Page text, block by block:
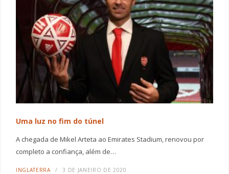
Uma luz no fim do túnel
A chegada de Mikel Arteta ao Emirates Stadium, renovou por
completo a confiança, além de…
INGLATERRA 3 DE JANEIRO DE 2020